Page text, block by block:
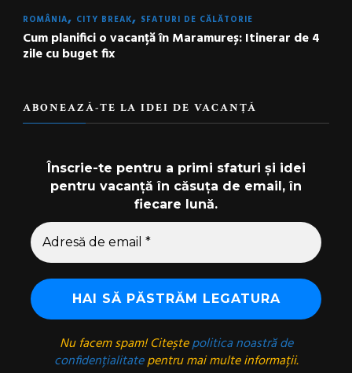
ROMÂNIA CITY BREAK SFATURI DE CĂLĂTORIE
Cum planifici o vacanță în Maramureș: Itinerar de 4
zile cu buget fix
ABONEAZĂ-TE LA IDEI DE VACANȚĂ
Înscrie-te pentru a primi sfaturi și idei
pentru vacanță în căsuța de email, în
fiecare lună.
Nu facem spam! Citeștepolitica noastră de
confidențialitatepentru mai multe informații.